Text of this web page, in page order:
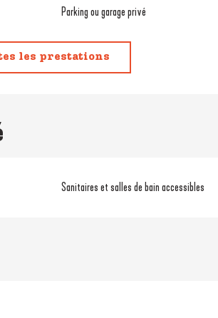
Parking ou garage privé
les prestations
Sanitaires et salles de bain accessibles